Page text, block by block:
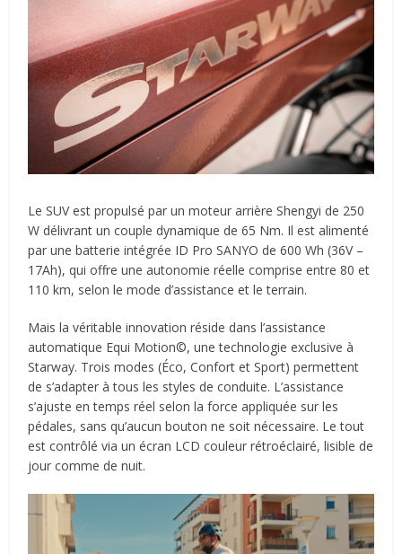
Le SUV est propulsé par un moteur arrière Shengyi de 250
W délivrant un couple dynamique de 65 Nm. Il est alimenté
par une batterie intégrée ID Pro SANYO de 600 Wh (36V –
17Ah), qui offre une autonomie réelle comprise entre 80 et
110 km, selon le mode d’assistance et le terrain.
Mais la véritable innovation réside dans l’assistance
automatique Equi Motion©, une technologie exclusive à
Starway. Trois modes (Éco, Confort et Sport) permettent
de s’adapter à tous les styles de conduite. L’assistance
s’ajuste en temps réel selon la force appliquée sur les
pédales, sans qu’aucun bouton ne soit nécessaire. Le tout
est contrôlé via un écran LCD couleur rétroéclairé, lisible de
jour comme de nuit.